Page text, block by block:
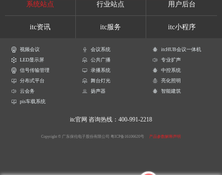
系统站点 行业站点 用户后台
itc资讯 itc服务 itc小程序
视频会议 会议系统
itcHUB会议一体机
LED显示屏
公共广播
专业扩声
信号传输管理
录播系统
中控系统
分布式平台
舞台灯光
亮化照明
云会务
扬声器
智能建筑
pis车载系统
itc官网 咨询热线：400-991-2218
Copyright © 广东保伦电子股份有限公司 粤ICP备16106620号 产品参数解释声明